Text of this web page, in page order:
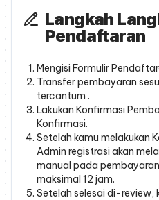
Langkah
Pendaftaran
Mengisi Formulir
Transfer pembayaran
tercantum .
Lakukan Konfirmasi
Konfirmasi.
Setelah kamu melakukan
Admin registrasi akan
manual pada
maksimal 12 jam.
Setelah selesai di-